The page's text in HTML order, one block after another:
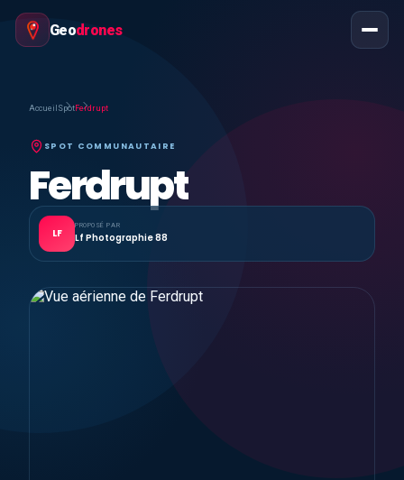
Geodrones
Accueil SpotFerdrupt
SPOT COMMUNAUTAIRE
Ferdrupt
LF
PROPOSÉ PAR
Lf Photographie 88